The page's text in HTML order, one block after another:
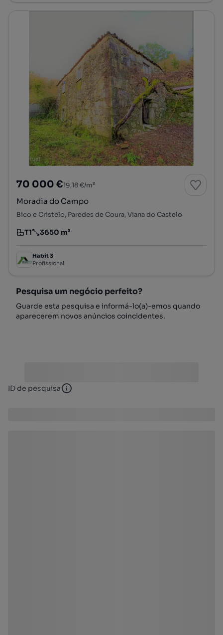
70 000 €19,18 €/m²
Moradia do Campo
Bico e Cristelo, Paredes de Coura, Viana do Castelo
Tipologia
T1
Preço por metro quadrado
3650 m²
Habit 3
Profissional
Pesquisa um negócio perfeito?
Guarde esta pesquisa e informá-lo(a)-emos quando
aparecerem novos anúncios coincidentes.
ID de pesquisa ID de pesquisa